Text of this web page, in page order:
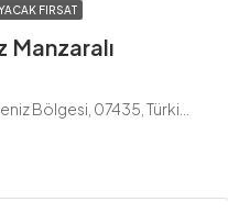
FIRSAT
Manzaralı
Bölgesi, 07435, Türkiye